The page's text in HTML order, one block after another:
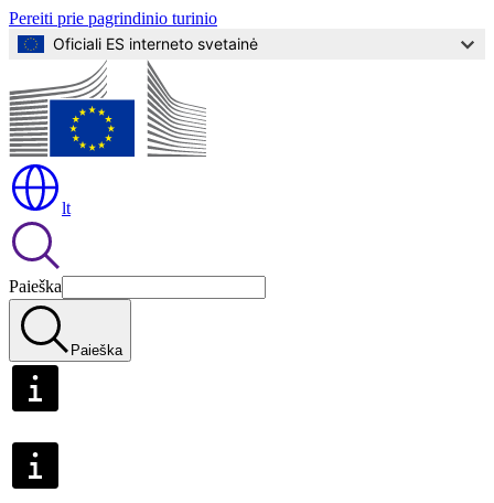
Pereiti prie pagrindinio turinio
Oficiali ES interneto svetainė
lt
Paieška
Paieška